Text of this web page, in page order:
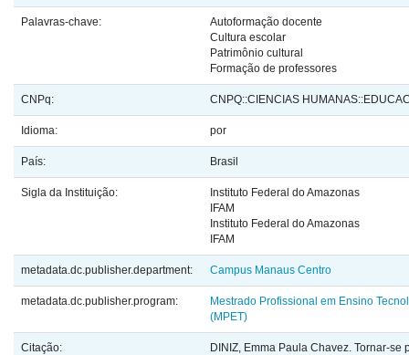
Palavras-chave:
Autoformação docente
Cultura escolar
Patrimônio cultural
Formação de professores
CNPq: CNPQ::CIENCIAS
Idioma: por
País: Brasil
Sigla da Instituição:
Instituto Federal do Amazonas
IFAM
Instituto Federal do Amazonas
IFAM
metadata.dc.publisher.department: Campus Manaus Centro
metadata.dc.publisher.program:
Mestrado Profissional em Ensino
(MPET)
Citação:
DINIZ, Emma Paula Chavez. Tornar-se